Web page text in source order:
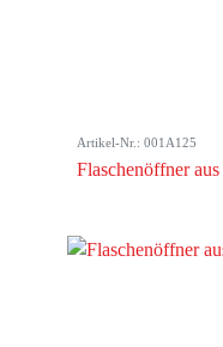
Artikel-Nr.: 001A125
Flaschenöffner